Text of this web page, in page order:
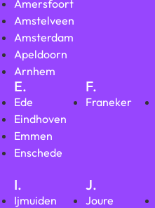
Amersfoort
Amstelveen
Amsterdam
Apeldoorn
Arnhem
E.
Ede
Eindhoven
Emmen
Enschede
F.
Franeker
I.
Ijmuiden
J.
Joure